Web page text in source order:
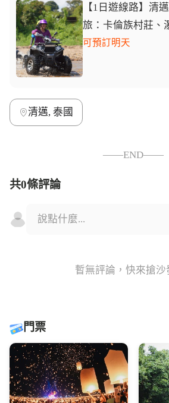
【1日遊線路】清
旅：卡倫族村莊、
可預訂明天
清邁, 泰國
——END——
共0條評論
暫無評論，快來搶沙
門票